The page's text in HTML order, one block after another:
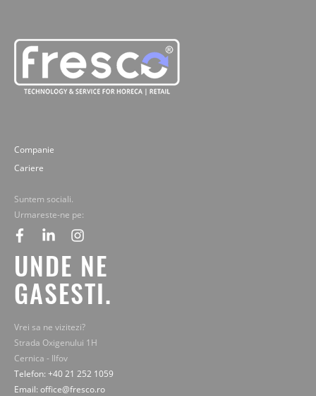
pe
mail.
Companie
Cariere
Suntem sociali.
Urmareste-ne pe:
facebook
linkedininstagram
UNDE NE
GASESTI.
Vrei sa ne vizitezi?
Strada Oxigenului 1H
Cernica - Ilfov
Telefon: +40 21 252 1059
Email: office@fresco.ro